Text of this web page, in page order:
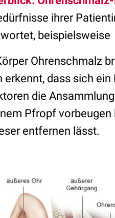
ihrer
beispielsweise
Ohrenschmalz
erkennt, dass sich
die
Pfropf vorbeugen
entfernen lässt.